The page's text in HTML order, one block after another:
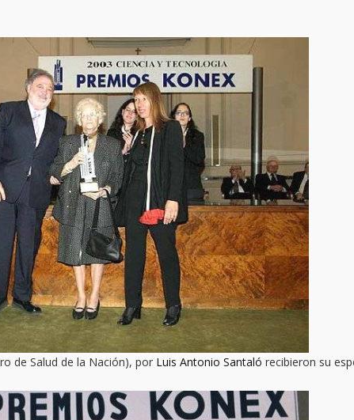
de Salud de la Nación), por Luis Antonio Santaló recibieron su